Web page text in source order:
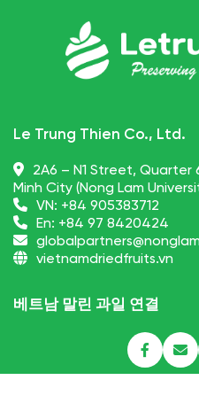
Le Trung Thien Co., Ltd.
2A6 – N1 Street, Quarter
Minh City (Nong Lam
VN: +84 905383712
En: +84 97 8420424
vietnamdriedfruits.vn
베트남 말린 과일 연결